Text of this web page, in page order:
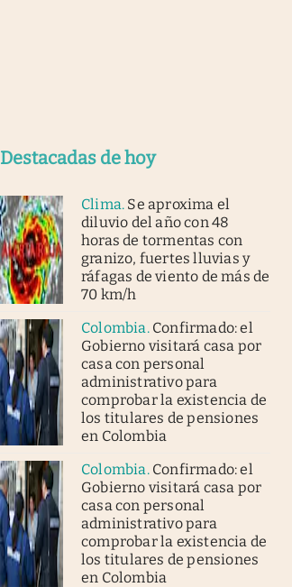
Destacadas de hoy
Clima. Se aproxima el
diluvio del año con 48
horas de tormentas con
granizo, fuertes lluvias y
ráfagas de viento de más de
70 km/h
Colombia. Confirmado: el
Gobierno visitará casa por
casa con personal
administrativo para
comprobar la existencia de
los titulares de pensiones
en Colombia
Colombia. Confirmado: el
Gobierno visitará casa por
casa con personal
administrativo para
comprobar la existencia de
los titulares de pensiones
en Colombia